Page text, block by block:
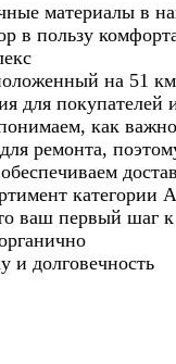
материалы в
в пользу
на 51 км
для покупателей
как важно
ремонта,
категории
ваш первый шаг к
и долговечность